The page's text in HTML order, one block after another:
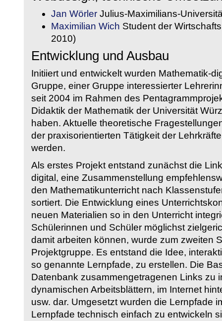
Jan Wörler Julius-Maximilians-
Maximilian Wich Student der
2010)
Entwicklung und Ausbau
Initiiert und entwickelt wurden Mathematik-
Gruppe, einer Gruppe interessierter
seit 2004 im Rahmen des
Didaktik der Mathematik der Universität
haben. Aktuelle theoretische
der praxisorientierten Tätigkeit der
werden.
Als erstes Projekt entstand zunächst die
digital, eine Zusammenstellung
den Mathematikunterricht nach
sortiert. Die Entwicklung eines
neuen Materialien so in den Unterricht
Schülerinnen und Schüler möglichst
damit arbeiten können, wurde zum zweiten
Projektgruppe. Es entstand die Idee,
so genannte Lernpfade, zu erstellen. Die
Datenbank zusammengetragenen Links zu
dynamischen Arbeitsblättern, im Internet
usw. dar. Umgesetzt wurden die Lernpfade
Lernpfade technisch einfach zu entwickeln